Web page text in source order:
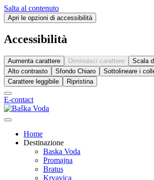
Salta al contenuto
Apri le opzioni di accessibilità
Accessibilità
Aumenta carattere Diminuisci carattere
Scala
Alto contrasto
Sfondo Chiaro
Sottolineare i
Carattere leggibile
Ripristina
E-contact
Home
Destinazione
Baska Voda
Promajna
Bratus
Krvavica